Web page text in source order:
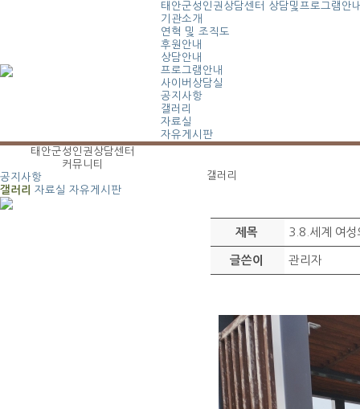
태안군성인권상담센터
상담및프로그램안
기관소개
연혁 및 조직도
후원안내
상담안내
프로그램안내
사이버상담실
공지사항
갤러리
자료실
자유게시판
태안군성인권상담센터
커뮤니티
공지사항
갤러리
자료실 자유게시판
갤러리
제목 3.8.세계 여
글쓴이 관리자